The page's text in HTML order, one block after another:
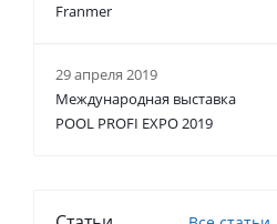
Franmer
29 апреля 2019
Международная выставка
POOL PROFI EXPO 2019